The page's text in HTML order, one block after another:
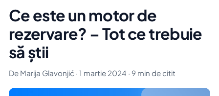
Ce este un motor de
rezervare? – Tot ce trebuie
să știi
De Marija Glavonjić · 1 martie 2024 · 9 min de citit